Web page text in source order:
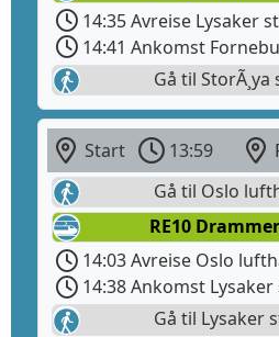
14:35 Avreise Lysaker
14:41 Ankomst
Gå til StorÃ¸ya
Start 13:59
Gå til Oslo
RE10
14:03 Avreise Oslo
14:38 Ankomst
Gå til Lysaker